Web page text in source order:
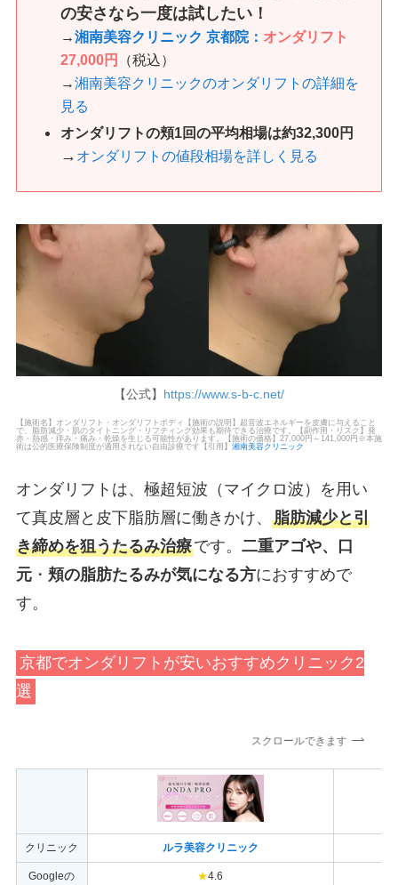
の安さなら一度は試したい！
→湘南美容クリニック 京都院： オンダリフト
27,000円
（税込）
→湘南美容クリニックのオンダリフトの詳細を
見る
オンダリフトの頬1回の平均相場は約32,300円
→ オンダリフトの値段相場を詳しく見る
【公式】 https://www.s-b-c.net/
【施術名】オンダリフト・オンダリフトボディ【施術の説明】超音波エネルギーを皮膚に与えること
で、脂肪減少・肌のタイトニング・リフティング効果も期待できる治療です。【副作用・リスク】発
赤・熱感・痒み・痛み・乾燥を生じる可能性があります。【施術の価格】27,000円～141,000円※本施
術は公的医療保険制度が適用されない自由診療です【引用】 湘南美容クリニック
オンダリフトは、極超短波（マイクロ波）を用い
て真皮層と皮下脂肪層に働きかけ、 脂肪減少と引
き締めを狙うたるみ治療です。 二重アゴや、口
元・ 頬の脂肪たるみが気になる方におすすめで
す。
京都でオンダリフトが安いおすすめクリニック2
選
スクロールできます
クリニック ルラ美容クリニック
Googleの
★4.6